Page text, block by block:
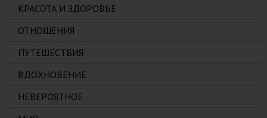
КРАСОТА И ЗДОРОВЬЕ
ОТНОШЕНИЯ
ПУТЕШЕСТВИЯ
ВДОХНОВЕНИЕ
НЕВЕРОЯТНОЕ